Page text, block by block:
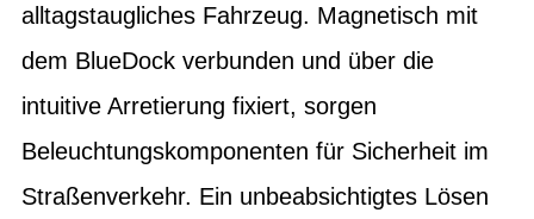
alltagstaugliches Fahrzeug. Magnetisch mit
dem BlueDock verbunden und über die
intuitive Arretierung fixiert, sorgen
Beleuchtungskomponenten für Sicherheit im
Straßenverkehr. Ein unbeabsichtigtes Lösen